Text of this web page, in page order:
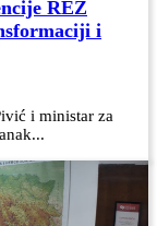
REZ
i
i ministar za